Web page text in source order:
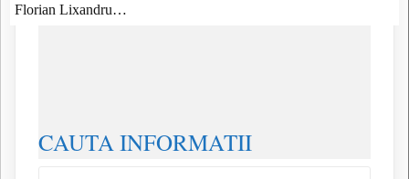
Florian Lixandru…
CAUTA INFORMATII